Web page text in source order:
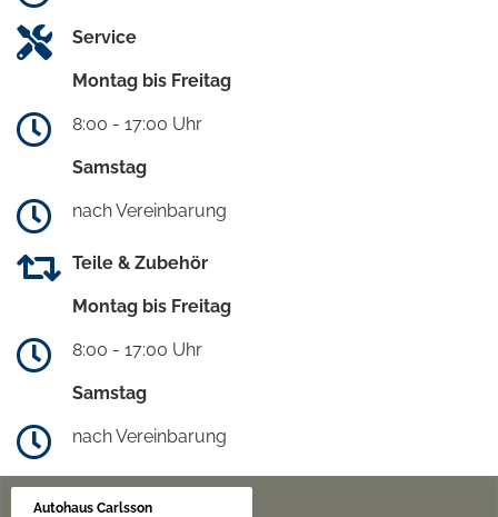
Service
Montag bis Freitag
8:00 - 17:00 Uhr
Samstag
nach Vereinbarung
Teile & Zubehör
Montag bis Freitag
8:00 - 17:00 Uhr
Samstag
nach Vereinbarung
Autohaus Carlsson